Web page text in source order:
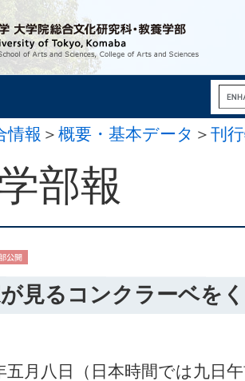
情報 ＞ 概要・基本データ ＞ 刊
部報
見るコンクラーベを
月八日（日本時間では九日